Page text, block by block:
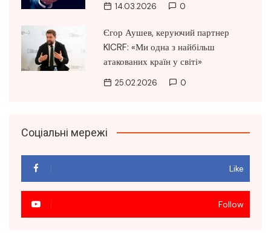
14.03.2026 0
Єгор Аушев, керуючий партнер
KICRF: «Ми одна з найбільш
атакованих країн у світі»
25.02.2026 0
Соціальні мережі
Like
Follow